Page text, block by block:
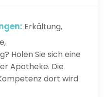
Erkältung,
Holen Sie sich eine
Apotheke. Die
dort wird